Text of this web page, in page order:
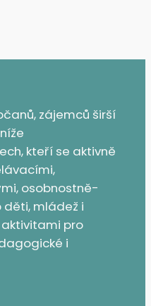
zájemců širší
kteří se aktivně
osobnostně-
mládež i
pro
i